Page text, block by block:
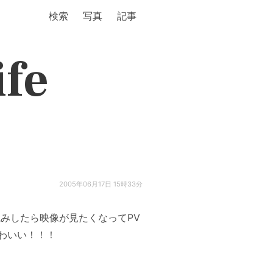
検索 写真 記事
2005年06月17日 15時33分
したら映像が見たくなってPV
いい！！！